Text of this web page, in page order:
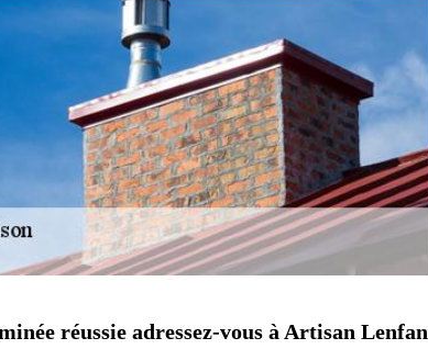
réussie adressez-vous à Artisan